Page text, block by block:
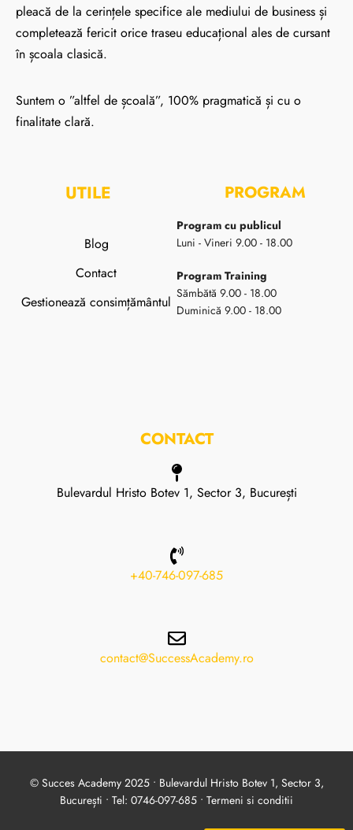
pleacă de la cerințele specifice ale mediului de business și
completează fericit orice traseu educațional ales de cursant
în școala clasică.
Suntem o ”altfel de școală”, 100% pragmatică și cu o
finalitate clară.
UTILE
Blog
Contact
Gestionează consimțământul
PROGRAM
Program cu publicul
Luni - Vineri 9.00 - 18.00
Program Training
Sămbătă 9.00 - 18.00
Duminică 9.00 - 18.00
CONTACT
Bulevardul Hristo Botev 1, Sector 3, București
+40-746-097-685
contact@SuccessAcademy.ro
© Succes Academy 2025 • Bulevardul Hristo Botev 1, Sector 3,
București • Tel: 0746-097-685 • Termeni si conditii